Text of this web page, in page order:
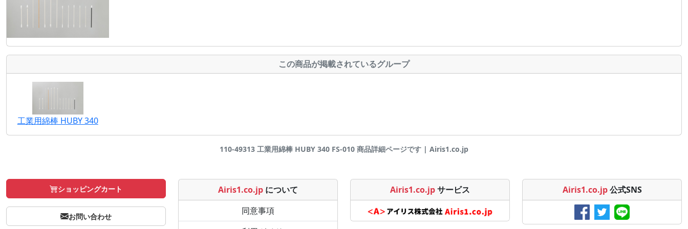
この商品が掲載されているグループ
工業用綿棒 HUBY 340
110-49313 工業用綿棒 HUBY 340 FS-010 商品詳細ページです | Airis1.co.jp
ショッピングカート
お問い合わせ
Airis1.co.jp について
同意事項
Airis1.co.jpサービス Airis1.co.jp 公式SNS